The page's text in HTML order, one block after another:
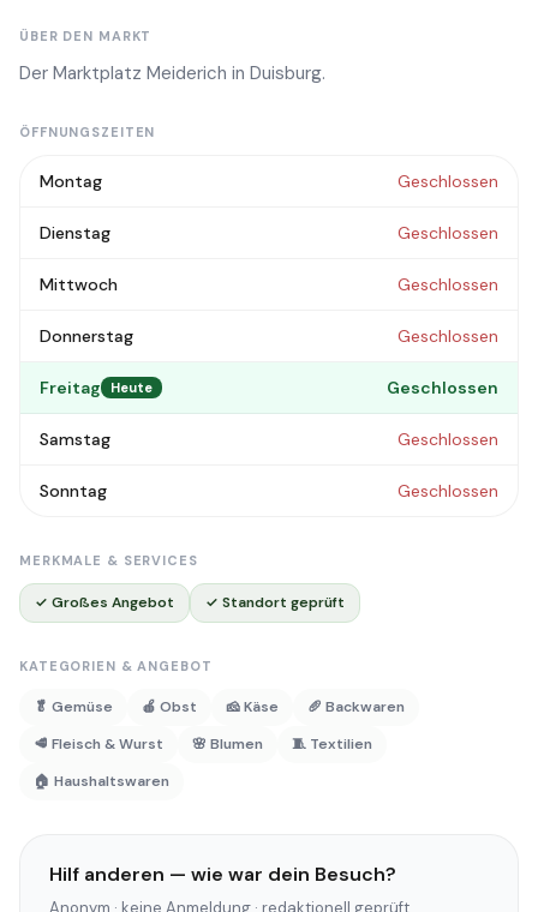
ÜBER DEN MARKT
Der Marktplatz Meiderich in Duisburg.
ÖFFNUNGSZEITEN
Montag Geschlossen
Dienstag Geschlossen
Mittwoch Geschlossen
Donnerstag Geschlossen
Freitag Heute Geschlossen
Samstag Geschlossen
Sonntag Geschlossen
MERKMALE & SERVICES
✓ Großes Angebot ✓ Standort geprüft
KATEGORIEN & ANGEBOT
🥬 Gemüse 🍎 Obst 🧀 Käse
🥖 Backwaren
🥩 Fleisch & Wurst
🌸 Blumen
🧵 Textilien
🏠 Haushaltswaren
Hilf anderen — wie war dein Besuch?
Anonym · keine Anmeldung · redaktionell geprüft